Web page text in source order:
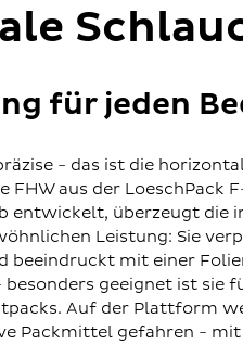
für jeden
- das ist die
FHW aus der LoeschPack
entwickelt, überzeugt die
Leistung: Sie
beeindruckt mit einer
geeignet ist sie
Auf der Plattform
Packmittel gefahren -